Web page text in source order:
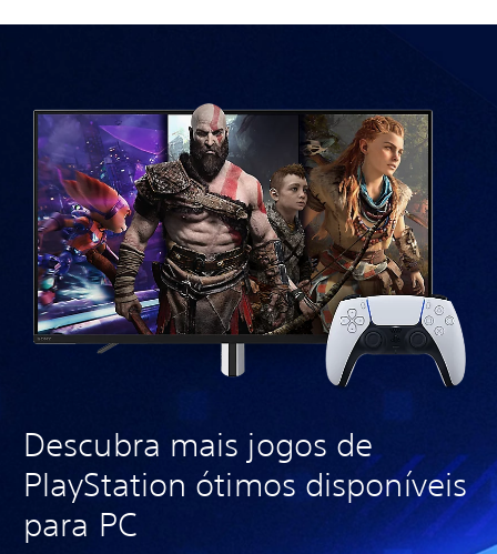
Descubra mais jogos de
PlayStation ótimos disponíveis
para PC